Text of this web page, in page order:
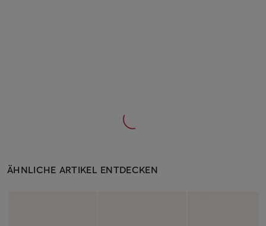
ÄHNLICHE ARTIKEL ENTDECKEN